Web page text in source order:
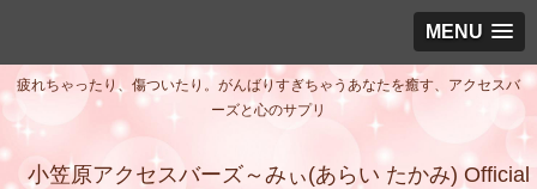
MENU
疲れちゃったり、傷ついたり。がんばりすぎちゃうあなたを癒す、アクセスバ
ーズと心のサプリ
小笠原アクセスバーズ～みぃ(あらい たかみ) Official